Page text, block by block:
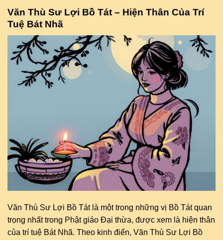
Văn Thù Sư Lợi Bồ Tát – Hiện Thân Của Trí
Tuệ Bát Nhã
Văn Thù Sư Lợi Bồ Tát là một trong những vị Bồ Tát quan
trọng nhất trong Phật giáo Đại thừa, được xem là hiện thân
của trí tuệ Bát Nhã. Theo kinh điển, Văn Thù Sư Lợi Bồ